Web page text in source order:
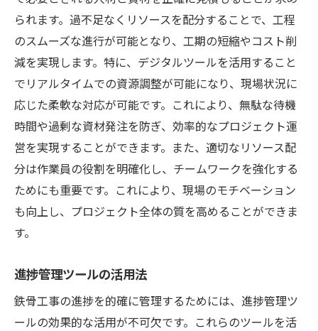
られます。過不足なくリソースを配分することで、工程
のスムーズな進行が可能となり、工期の短縮やコスト削
減を実現します。特に、デジタルツールを活用すること
でリアルタイムでの資源調整が可能になり、現場状況に
応じた柔軟な対応が可能です。これにより、無駄な待機
時間や過剰な資材発注を防ぎ、効率的なプロジェクト運
営を実現することができます。また、適切なリソース配
分は作業員の役割を明確化し、チームワークを強化する
ためにも重要です。これにより、現場のモチベーション
も向上し、プロジェクト全体の質を高めることができま
す。
進捗管理ツールの活用法
鉄骨工事の進捗を的確に管理するためには、進捗管理ツ
ールの効果的な活用が不可欠です。これらのツールを活